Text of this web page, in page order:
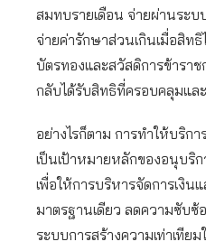
สมทบรายเดือน จ่ายผ่านระบ
จ่ายค่ารักษาส่วนเกินเมื่อสิท
บัตรทองและสวัสดิการข้าราช
กลับได้รับสิทธิที่ครอบคลุมและ
อย่างไรก็ตาม การทำให้บริก
เป็นเป้าหมายหลักของอนุบริ
เพื่อให้การบริหารจัดการเงิน
มาตรฐานเดียว ลดความซับซ้
ระบบการสร้างความเท่าเทีย